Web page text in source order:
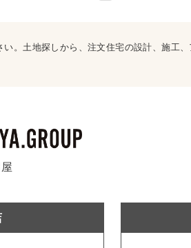
。土地探しから、注文住宅の設計、施工